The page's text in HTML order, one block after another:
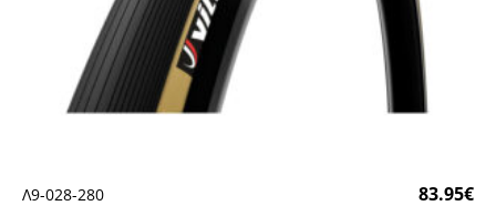
Λ9-028-280 83.95€